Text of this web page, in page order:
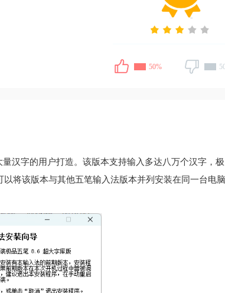
50%
汉字的用户打造。该版本支持输入多达八万个汉字，
将该版本与其他五笔输入法版本并列安装在同一台电